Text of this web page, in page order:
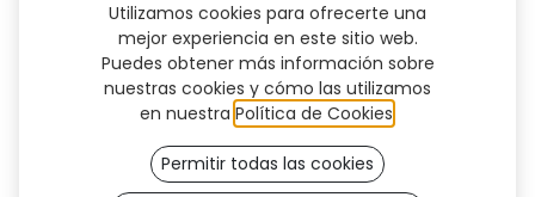
Utilizamos cookies para ofrecerte una
mejor experiencia en este sitio web.
Puedes obtener más información sobre
nuestras cookies y cómo las utilizamos
en nuestra Política de Cookies
Permitir todas las cookies